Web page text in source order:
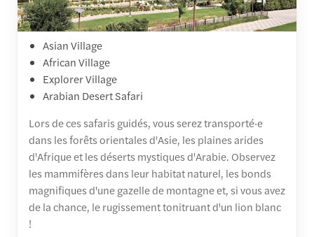
Asian Village
African Village
Explorer Village
Arabian Desert Safari
Lors de ces safaris guidés, vous serez transporté·e
dans les forêts orientales d'Asie, les plaines arides
d'Afrique et les déserts mystiques d'Arabie. Observez
les mammifères dans leur habitat naturel, les bonds
magnifiques d'une gazelle de montagne et, si vous avez
de la chance, le rugissement tonitruant d'un lion blanc
!